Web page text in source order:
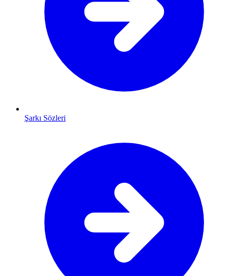
Şarkı Sözleri